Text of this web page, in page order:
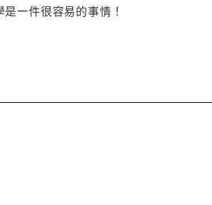
一件很容易的事情！